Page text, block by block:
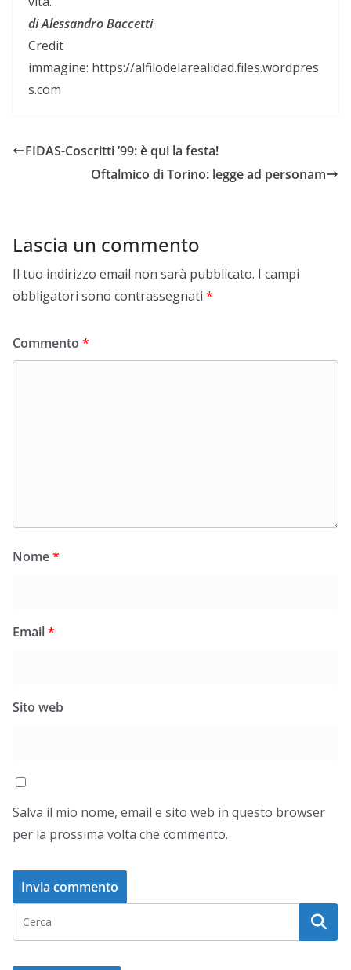
di Alessandro Baccetti
Credit
immagine: https://alfilodelarealidad.files.wordpres
s.com
FIDAS-Coscritti ’99: è qui la festa!
Oftalmico di Torino: legge ad personam
Lascia un commento
Il tuo indirizzo email non sarà pubblicato. I campi
obbligatori sono contrassegnati *
Commento *
Nome*
Email*
Sito web
Salva il mio nome, email e sito web in questo browser
per la prossima volta che commento.